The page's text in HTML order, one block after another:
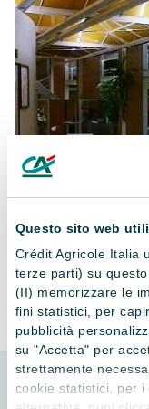
Questo sito web
Crédit Agricole Italia
terze parti) su
(II) memorizzare le
fini statistici, per
pubblicità
su "Accetta" per
strettamente
cookie statistici, per